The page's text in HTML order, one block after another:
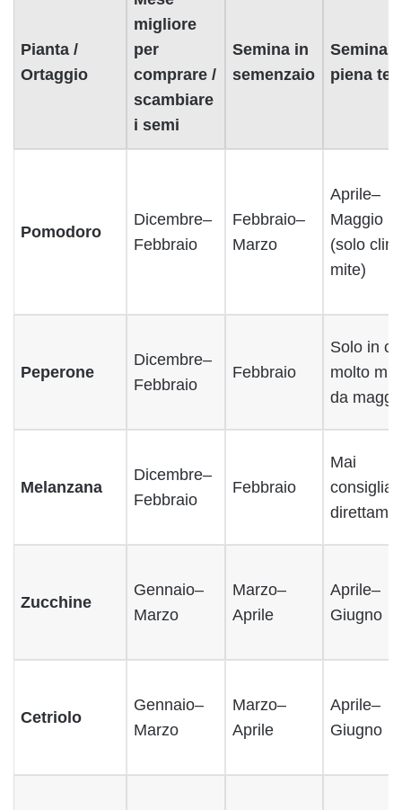
Pianta /
Ortaggio
migliore
per
comprare /
scambiare
i semi
Semina in
semenzaio
Semina
piena
Pomodoro
Dicembre–
Febbraio
Febbraio–
Marzo
Aprile–
Maggio
(solo
mite)
Peperone
Dicembre–
Febbraio
Febbraio
Solo in
molto miti
da
Melanzana
Dicembre–
Febbraio
Febbraio
Mai
Zucchine
Gennaio–
Marzo
Marzo–
Aprile
Aprile–
Giugno
Cetriolo
Gennaio–
Marzo
Marzo–
Aprile
Aprile–
Giugno